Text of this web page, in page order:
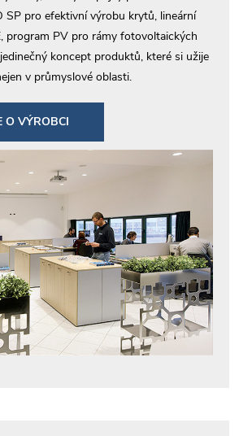
SP pro efektivní výrobu krytů, lineární
program PV pro rámy fotovoltaických
koncept produktů, které si užije
v průmyslové oblasti.
O VÝROBCI